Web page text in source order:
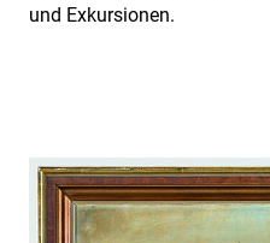
und Exkursionen.